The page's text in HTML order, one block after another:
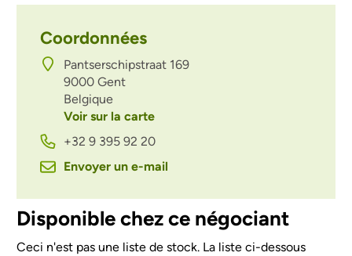
Coordonnées
Pantserschipstraat 169
9000 Gent
Belgique
Voir sur la carte
+32 9 395 92 20
Envoyer un e-mail
Disponible chez ce négociant
Ceci n'est pas une liste de stock. La liste ci-dessous